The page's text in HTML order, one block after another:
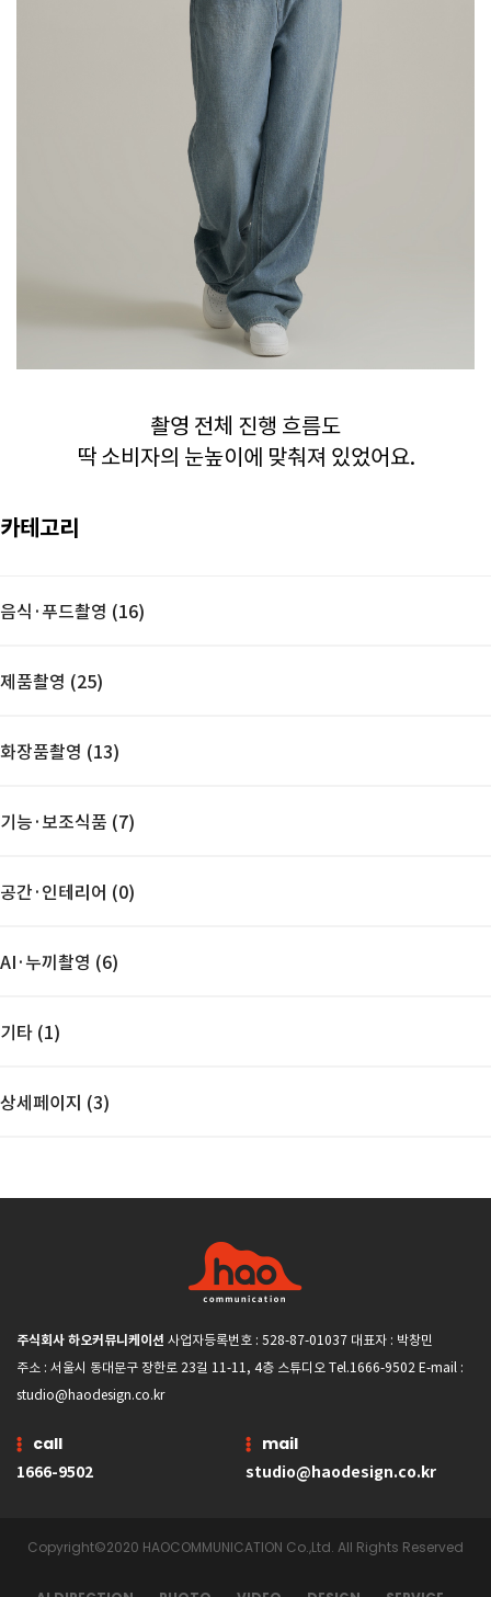
촬영 전체 진행 흐름도
딱 소비자의 눈높이에 맞춰져 있었어요.
카테고리
음식·푸드촬영 (16)
제품촬영 (25)
화장품촬영 (13)
기능·보조식품 (7)
공간·인테리어 (0)
AI·누끼촬영 (6)
기타 (1)
상세페이지 (3)
주식회사 하오커뮤니케이션 사업자등록번호 : 528-87-01037 대표자 : 박창민
주소 : 서울시 동대문구 장한로 23길 11-11, 4층 스튜디오 Tel.1666-9502 E-mail :
studio@haodesign.co.kr
call
1666-9502
mail
studio@haodesign.co.kr
Copyright©2020 HAOCOMMUNICATION Co.,Ltd. All Rights Reserved